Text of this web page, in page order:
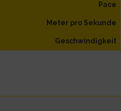
Pace
Meter pro Sekunde
Geschwindigkeit